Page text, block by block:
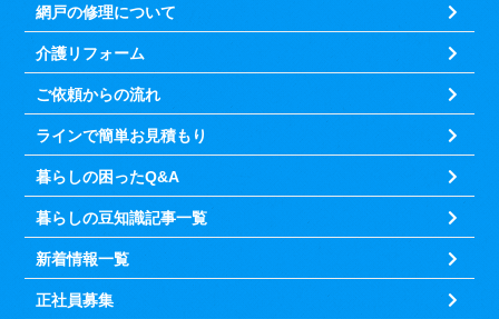
網戸の修理について
介護リフォーム
ご依頼からの流れ
ラインで簡単お見積もり
暮らしの困ったQ&A
暮らしの豆知識記事一覧
新着情報一覧
正社員募集